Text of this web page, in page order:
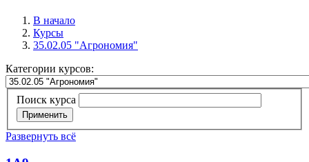
В начало
Курсы
35.02.05 "Агрономия"
Категории курсов:
Поиск курса
Применить
Развернуть всё